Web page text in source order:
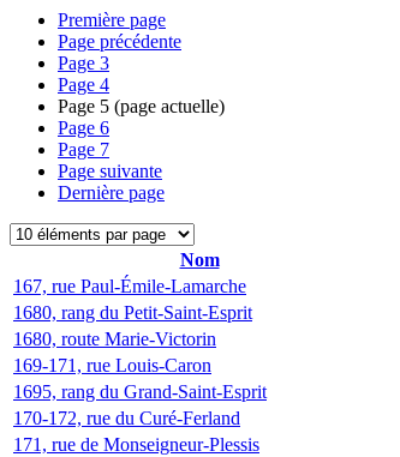
Première page
Page précédente
Page 3
Page 4
Page 5 (page actuelle)
Page 6
Page 7
Page suivante
Dernière page
Nom
167, rue Paul-Émile-Lamarche
1680, rang du Petit-Saint-Esprit
1680, route Marie-Victorin
169-171, rue Louis-Caron
1695, rang du Grand-Saint-Esprit
170-172, rue du Curé-Ferland
171, rue de Monseigneur-Plessis